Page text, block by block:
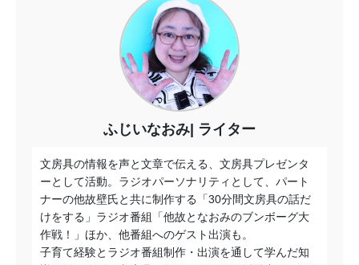
ふじいなおみ ライター
文房具の情報を声と文章で伝える、文房具プレゼンタ
ーとして活動。ラジオパーソナリティとして、パート
ナーの他故壁氏と共に制作する「30分間文房具の話だ
けをする」ラジオ番組「他故となおみのブンボーグ大
作戦！」ほか、他番組へのゲスト出演も。
子育て経験とラジオ番組制作・出演を通して学んだ知